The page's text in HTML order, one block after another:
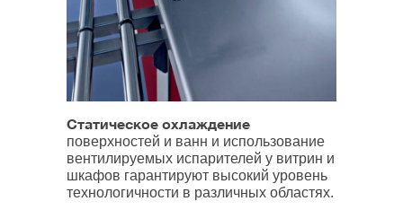
Статическое охлаждение
поверхностей и ванн и использование
вентилируемых испарителей у витрин и
шкафов гарантируют высокий уровень
технологичности в различных областях.